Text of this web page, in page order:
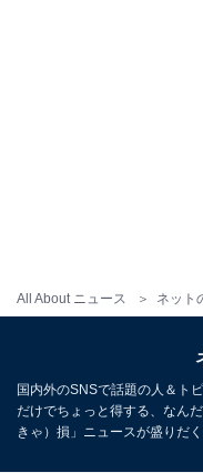
All About ニュース ネット
国内外のSNSで話題の人＆ト
だけでちょっと得する、なん
きゃ）損」ニュースが盛りだく